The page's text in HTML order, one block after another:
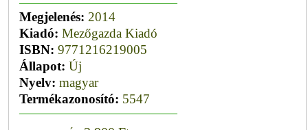
Megjelenés: 2014
Kiadó: Mezőgazda Kiadó
ISBN: 9771216219005
Állapot: Új
Nyelv: magyar
Termékazonosító: 5547